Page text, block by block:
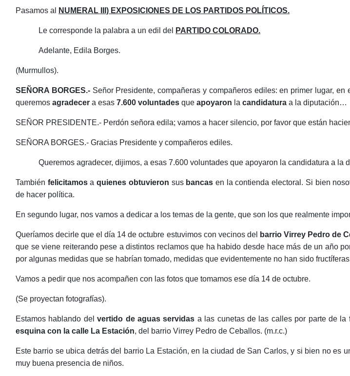
Pasamos al NUMERAL III) EXPOSICIONES DE LOS PARTIDOS POLÍTICOS.
Le corresponde la palabra a un edil del PARTIDO COLORADO.
Adelante, Edila Borges.
(Murmullos).
SEÑORA BORGES.- Señor Presidente, compañeras y compañeros ediles: en primer lugar,
queremos agradecer a esas 7.600 voluntades que apoyaron la candidatura a la diputación…
SEÑOR PRESIDENTE.- Perdón señora edila; vamos a hacer silencio, por favor que están
SEÑORA BORGES.- Gracias Presidente y compañeros ediles.
Queremos agradecer, dijimos, a esas 7.600 voluntades que apoyaron la candidatura a la
También felicitamosaquienes obtuvieron sus bancas en la contienda electoral. Si bien
de hacer política.
En segundo lugar, nos vamos a dedicar a los temas de la gente, que son los que realmente
Queríamos decirle que el día 14 de octubre estuvimos con vecinos del barrio Virrey Pedro de
que se viene reiterando pese a distintos reclamos que ha habido desde hace más de un año
por algunas medidas que se habrían tomado, medidas que evidentemente no han sido
Vamos a pedir que nos acompañen con las fotos que tomamos ese día 14 de octubre.
(Se proyectan fotografías).
Estamos hablando delvertido de aguas servidas a las cunetas de las calles por parte de la
esquina con la calle La Estación, del barrio Virrey Pedro de Ceballos. (m.r.c.)
Este barrio se ubica detrás del barrio La Estación, en la ciudad de San Carlos, y si bien no es
muy buena presencia de niños.